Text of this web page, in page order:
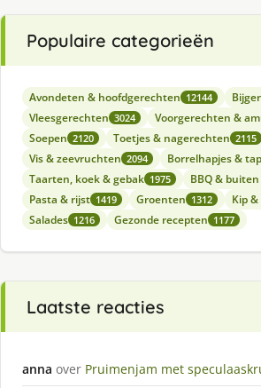
Populaire categorieën
Avondeten & hoofdgerechten 12144
Vleesgerechten 3024 Voorgerechten &
Soepen 2120 Toetjes & nagerechten 2115
Vis & zeevruchten 2094 Borrelhapjes &
Taarten, koek & gebak 1975 BBQ &
Pasta & rijst 1419 Groenten 1312 Kip
Salades 1216 Gezonde recepten 1177
Laatste reacties
anna over Pruimenjam met